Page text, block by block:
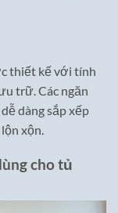
thiết kế với tính
trữ. Các ngăn
dàng sắp xếp
xộn.
cho tủ